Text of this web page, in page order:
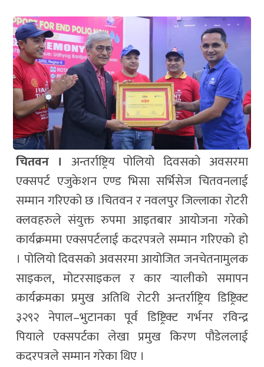
प्रबास
युनिकोड
चितवन । अन्तर्राष्ट्रिय पोलियो दिवसको अवसरमा
एक्सपर्ट एजुकेशन एण्ड भिसा सर्भिसेज चितवनलाई
सम्मान गरिएको छ ।चितवन र नवलपुर जिल्लाका रोटरी
क्लवहरुले संयुक्त रुपमा आइतबार आयोजना गरेको
कार्यक्रममा एक्सपर्टलाई कदरपत्रले सम्मान गरिएको हो
। पोलियो दिवसको अवसरमा आयोजित जनचेतनामुलक
साइकल, मोटरसाइकल र कार र्‍यालीको समापन
कार्यक्रमका प्रमुख अतिथि रोटरी अन्तर्राष्ट्रिय डिष्ट्रिक्ट
३२९२ नेपाल–भुटानका पूर्व डिष्ट्रिक्ट गर्भनर रविन्द्र
पियाले एक्सपर्टका लेखा प्रमुख किरण पौडेललाई
कदरपत्रले सम्मान गरेका थिए ।